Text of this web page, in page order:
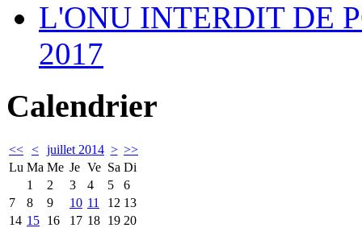
L'ONU INTERDIT DE
2017
Calendrier
<< < juillet 2014 > >>
Lu Ma Me Je Ve Sa Di
1
2 3 4 5
6
7
8 9 10 11 12 13
14 15 16 17 18 19 20